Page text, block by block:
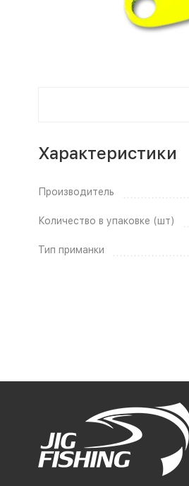
Характеристики
Производитель
Количество в упаковке (шт)
Тип приманки